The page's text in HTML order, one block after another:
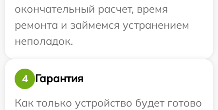
окончательный расчет, время
ремонта и займемся устранением
неполадок.
4
Гарантия
Как только устройство будет готово